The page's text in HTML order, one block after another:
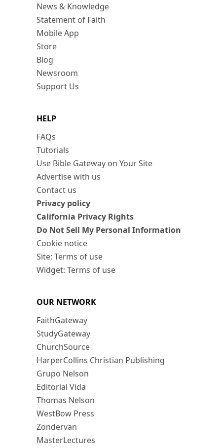
News & Knowledge
Statement of Faith
Mobile App
Store
Blog
Newsroom
Support Us
HELP
FAQs
Tutorials
Use Bible Gateway on Your Site
Advertise with us
Contact us
Privacy policy
California Privacy Rights
Do Not Sell My Personal Information
Cookie notice
Site: Terms of use
Widget: Terms of use
OUR NETWORK
FaithGateway
StudyGateway
ChurchSource
HarperCollins Christian Publishing
Grupo Nelson
Editorial Vida
Thomas Nelson
WestBow Press
Zondervan
MasterLectures